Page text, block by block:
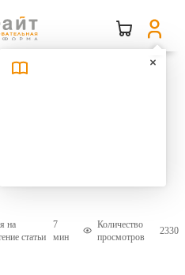
как достигается
образовании —
на
статьи
7
мин
Количество
просмотров
2330